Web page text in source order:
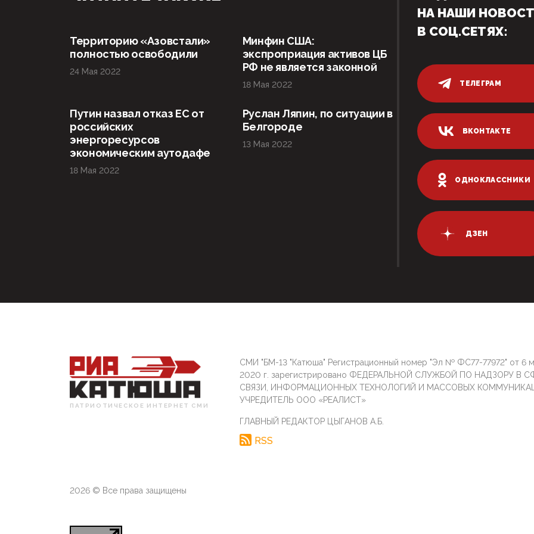
Территорию «Азовстали»
полностью освободили
24 Мая 2022
Минфин США:
экспроприация активов ЦБ
РФ не является законной
18 Мая 2022
Путин назвал отказ ЕС от
российских
энергоресурсов
экономическим аутодафе
18 Мая 2022
Руслан Ляпин, по ситуации в
Белгороде
13 Мая 2022
НА НАШИ
В СОЦ.СЕТЯХ:
ТЕЛЕГРАМ
ВКОНТАКТЕ
ОДНОКЛАССНИКИ
ДЗЕН
ПАТРИОТИЧЕСКОЕ ИНТЕРНЕТ СМИ
СМИ "БМ-13 "Катюша" Регистрационный номер "Эл № ФС77-77972" от 6
2020 г. зарегистрировано ФЕДЕРАЛЬНОЙ СЛУЖБОЙ ПО НАДЗОРУ В
СВЯЗИ, ИНФОРМАЦИОННЫХ ТЕХНОЛОГИЙ И МАССОВЫХ
УЧРЕДИТЕЛЬ ООО «РЕАЛИСТ»
ГЛАВНЫЙ РЕДАКТОР ЦЫГАНОВ А.Б.
RSS
2026 © Все права защищены